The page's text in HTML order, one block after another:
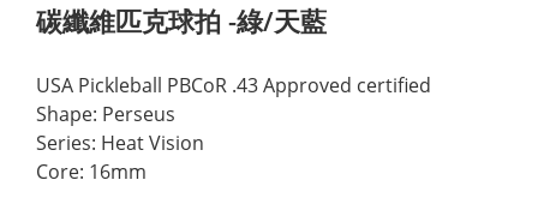
碳纖維匹克球拍 -綠/天藍
USA Pickleball PBCoR .43 Approved certified
Shape: Perseus
Series: Heat Vision
Core: 16mm